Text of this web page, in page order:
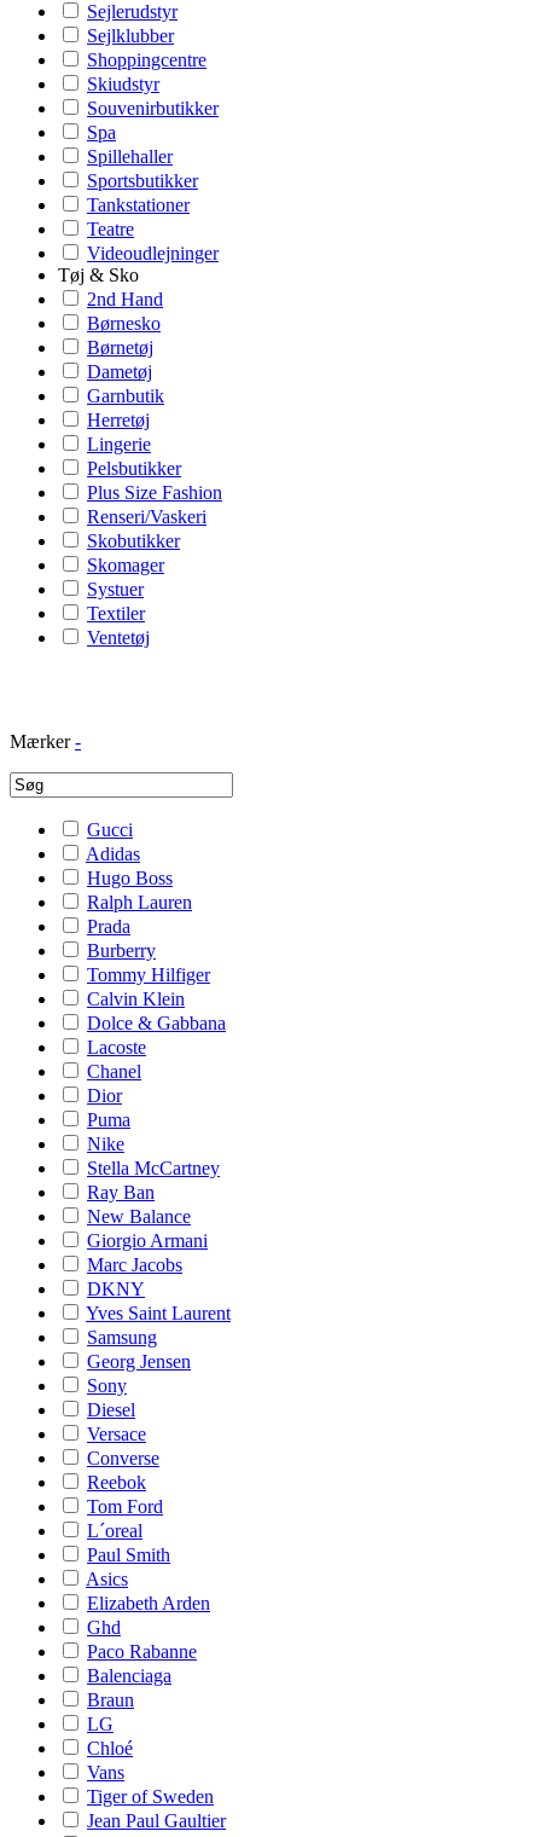
Sejlerudstyr
Sejlklubber
Shoppingcentre
Skiudstyr
Souvenirbutikker
Spa
Spillehaller
Sportsbutikker
Tankstationer
Teatre
Videoudlejninger
Tøj & Sko
2nd Hand
Børnesko
Børnetøj
Dametøj
Garnbutik
Herretøj
Lingerie
Pelsbutikker
Plus Size Fashion
Renseri/Vaskeri
Skobutikker
Skomager
Systuer
Textiler
Ventetøj
Mærker -
Gucci
Adidas
Hugo Boss
Ralph Lauren
Prada
Burberry
Tommy Hilfiger
Calvin Klein
Dolce & Gabbana
Lacoste
Chanel
Dior
Puma
Nike
Stella McCartney
Ray Ban
New Balance
Giorgio Armani
Marc Jacobs
DKNY
Yves Saint Laurent
Samsung
Georg Jensen
Sony
Diesel
Versace
Converse
Reebok
Tom Ford
L´oreal
Paul Smith
Asics
Elizabeth Arden
Ghd
Paco Rabanne
Balenciaga
Braun
LG
Chloé
Vans
Tiger of Sweden
Jean Paul Gaultier